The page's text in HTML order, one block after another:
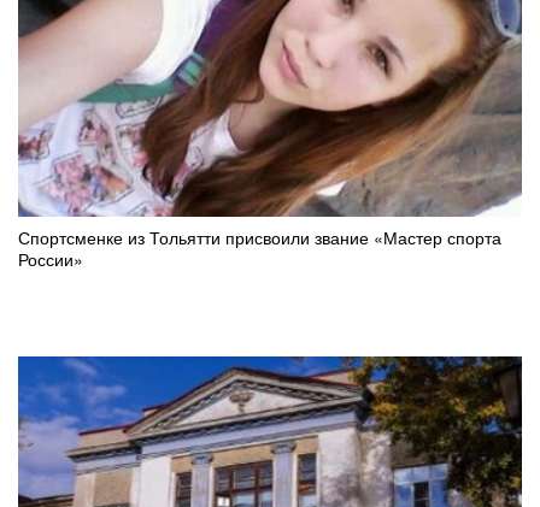
Спортсменке из Тольятти присвоили звание «Мастер спорта
России»